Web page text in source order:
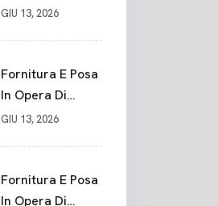
Nuovo Portone
GIU 13, 2026
Fornitura E Posa
In Opera Di
Nuovo Portone
Cadimare
GIU 13, 2026
Fornitura E Posa
In Opera Di